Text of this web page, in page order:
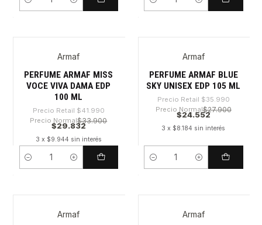
Cantidad Cantidad
Armaf
PERFUME ARMAF MISS
VOCE VIVA DAMA EDP
100 ML
Precio Retail $41.990
Precio Normal$33.900
$29.832
3 x $9.944 sin interés
Cantidad
Armaf
PERFUME ARMAF BLUE
SKY UNISEX EDP 105 ML
Precio Retail $35.990
Precio Normal$27.900
$24.552
3 x $8.184 sin interés
Cantidad
Armaf Armaf